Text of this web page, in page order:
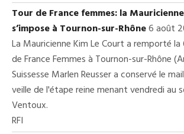
Tour de France femmes: la
s’impose à Tournon-sur-Rhône6 août
La Mauricienne Kim Le Court a remporté
de France Femmes à Tournon-sur-Rhône
Suissesse Marlen Reusser a conservé le
veille de l'étape reine menant vendredi au
Ventoux.
RFI